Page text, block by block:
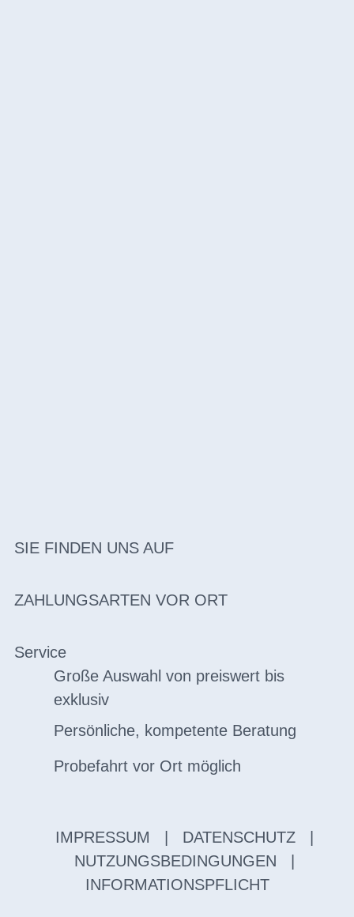
SIE FINDEN UNS AUF
ZAHLUNGSARTEN VOR ORT
Service
Große Auswahl von preiswert bis
exklusiv
Persönliche, kompetente Beratung
Probefahrt vor Ort möglich
IMPRESSUM DATENSCHUTZ
NUTZUNGSBEDINGUNGEN
INFORMATIONSPFLICHT